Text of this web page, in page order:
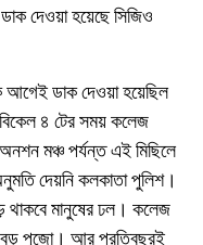
দেওয়া হয়েছে সিজিও
আগেই ডাক দেওয়া হয়েছিল
৪ টের সময় কলেজ
মঞ্চ পর্যন্ত এই মিছিলে
দেয়নি কলকাতা পুলিশ।
থাকবে মানুষের ঢল। কলেজ
বড় পুজো। আর প্রতিবছরই